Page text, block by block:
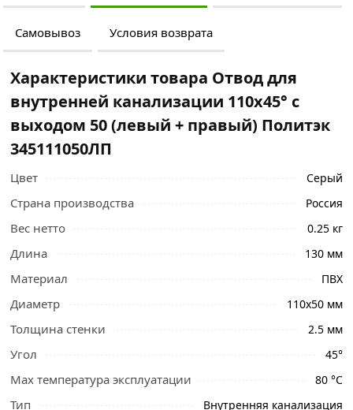
Самовывоз Условия возврата
Ознакомьтесь с подробными характеристиками,
описанием и отзывами о товаре, чтобы сделать
правильный выбор и заказать онлайн. Наши
Характеристики товара Отвод для
внутренней канализации 110х45° с
выходом 50 (левый + правый) Политэк
345111050ЛП
Цвет Серый
Страна производства Россия
Вес нетто 0.25 кг
Длина 130 мм
Материал ПВХ
Диаметр 110х50 мм
Толщина стенки 2.5 мм
Угол 45°
Max температура эксплуатации 80 °С
Тип Внутренняя канализация